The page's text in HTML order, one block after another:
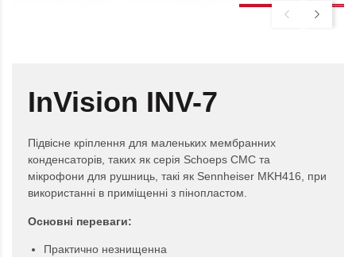
InVision INV-7
Підвісне кріплення для маленьких мембранних
конденсаторів, таких як серія Schoeps CMC та
мікрофони для рушниць, такі як Sennheiser MKH416, при
використанні в приміщенні з пінопластом.
Основні переваги:
Практично незнищенна